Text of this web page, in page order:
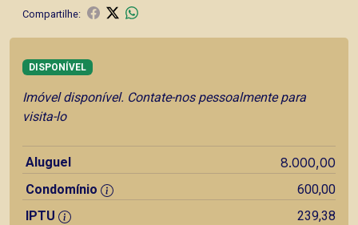
Compartilhe:
DISPONÍVEL
Imóvel disponível. Contate-nos pessoalmente para
visita-lo
Aluguel 8.000,00
Condomínio
600,00
IPTU
239,38